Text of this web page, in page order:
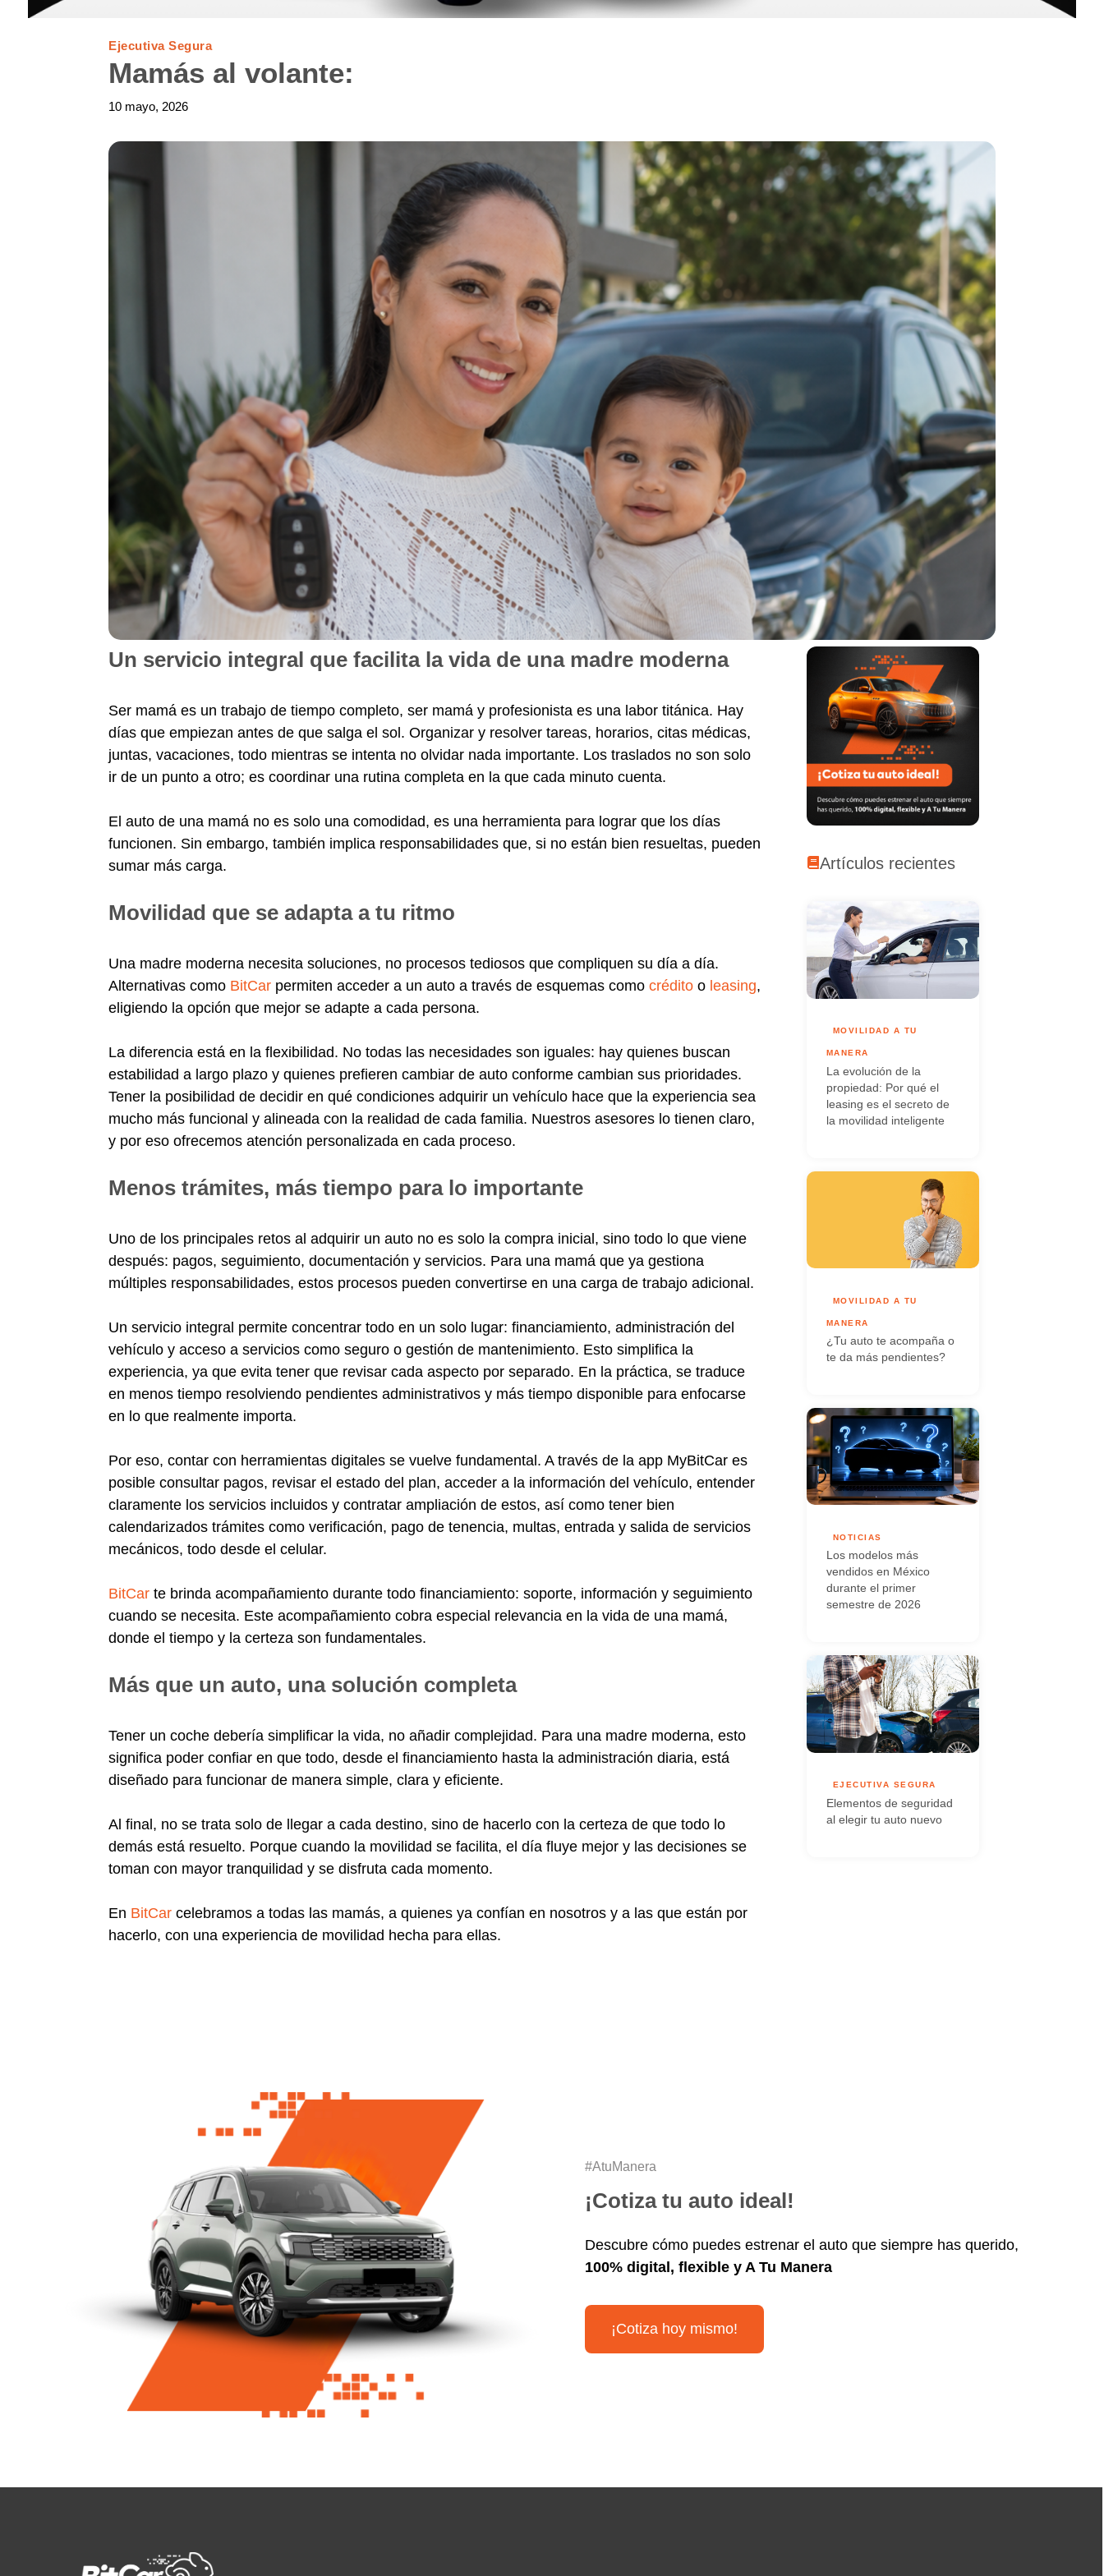
Ejecutiva Segura
Mamás al volante:
10 mayo, 2026
Un servicio integral que facilita la vida de una madre moderna
Ser mamá es un trabajo de tiempo completo, ser mamá y profesionista es una labor titánica. Hay
días que empiezan antes de que salga el sol. Organizar y resolver tareas, horarios, citas médicas,
juntas, vacaciones, todo mientras se intenta no olvidar nada importante. Los traslados no son solo
ir de un punto a otro; es coordinar una rutina completa en la que cada minuto cuenta.
El auto de una mamá no es solo una comodidad, es una herramienta para lograr que los días
funcionen. Sin embargo, también implica responsabilidades que, si no están bien resueltas, pueden
sumar más carga.
Movilidad que se adapta a tu ritmo
Una madre moderna necesita soluciones, no procesos tediosos que compliquen su día a día.
Alternativas como BitCar permiten acceder a un auto a través de esquemas como crédito o leasing,
eligiendo la opción que mejor se adapte a cada persona.
La diferencia está en la flexibilidad. No todas las necesidades son iguales: hay quienes buscan
estabilidad a largo plazo y quienes prefieren cambiar de auto conforme cambian sus prioridades.
Tener la posibilidad de decidir en qué condiciones adquirir un vehículo hace que la experiencia sea
mucho más funcional y alineada con la realidad de cada familia. Nuestros asesores lo tienen claro,
y por eso ofrecemos atención personalizada en cada proceso.
Menos trámites, más tiempo para lo importante
Uno de los principales retos al adquirir un auto no es solo la compra inicial, sino todo lo que viene
después: pagos, seguimiento, documentación y servicios. Para una mamá que ya gestiona
múltiples responsabilidades, estos procesos pueden convertirse en una carga de trabajo adicional.
Un servicio integral permite concentrar todo en un solo lugar: financiamiento, administración del
vehículo y acceso a servicios como seguro o gestión de mantenimiento. Esto simplifica la
experiencia, ya que evita tener que revisar cada aspecto por separado. En la práctica, se traduce
en menos tiempo resolviendo pendientes administrativos y más tiempo disponible para enfocarse
en lo que realmente importa.
Por eso, contar con herramientas digitales se vuelve fundamental. A través de la app MyBitCar es
posible consultar pagos, revisar el estado del plan, acceder a la información del vehículo, entender
claramente los servicios incluidos y contratar ampliación de estos, así como tener bien
calendarizados trámites como verificación, pago de tenencia, multas, entrada y salida de servicios
mecánicos, todo desde el celular.
BitCar te brinda acompañamiento durante todo financiamiento: soporte, información y seguimiento
cuando se necesita. Este acompañamiento cobra especial relevancia en la vida de una mamá,
donde el tiempo y la certeza son fundamentales.
Más que un auto, una solución completa
Tener un coche debería simplificar la vida, no añadir complejidad. Para una madre moderna, esto
significa poder confiar en que todo, desde el financiamiento hasta la administración diaria, está
diseñado para funcionar de manera simple, clara y eficiente.
Al final, no se trata solo de llegar a cada destino, sino de hacerlo con la certeza de que todo lo
demás está resuelto. Porque cuando la movilidad se facilita, el día fluye mejor y las decisiones se
toman con mayor tranquilidad y se disfruta cada momento.
En BitCar celebramos a todas las mamás, a quienes ya confían en nosotros y a las que están por
hacerlo, con una experiencia de movilidad hecha para ellas.
Artículos recientes
MOVILIDAD A TU
MANERA
La evolución de la
propiedad: Por qué el
leasing es el secreto de
la movilidad inteligente
MOVILIDAD A TU
MANERA
¿Tu auto te acompaña o
te da más pendientes?
NOTICIAS
Los modelos más
vendidos en México
durante el primer
semestre de 2026
EJECUTIVA SEGURA
Elementos de seguridad
al elegir tu auto nuevo
#AtuManera
¡Cotiza tu auto ideal!
Descubre cómo puedes estrenar el auto que siempre has querido,
100% digital, flexible y A Tu Manera
¡Cotiza hoy mismo!